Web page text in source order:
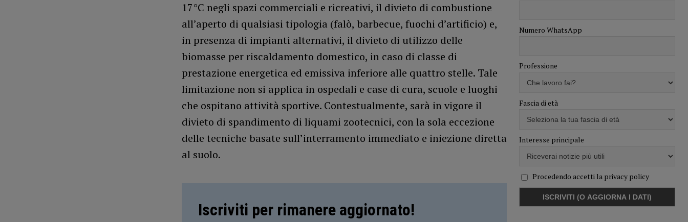
17°C negli spazi commerciali e ricreativi, il divieto di combustione
all’aperto di qualsiasi tipologia (falò, barbecue, fuochi d’artificio) e,
in presenza di impianti alternativi, il divieto di utilizzo delle
biomasse per riscaldamento domestico, in caso di classe di
prestazione energetica ed emissiva inferiore alle quattro stelle. Tale
limitazione non si applica in ospedali e case di cura, scuole e luoghi
che ospitano attività sportive. Contestualmente, sarà in vigore il
divieto di spandimento di liquami zootecnici, con la sola eccezione
delle tecniche basate sull’interramento immediato e iniezione diretta
al suolo.
Iscriviti per rimanere aggiornato!
Numero WhatsApp
Professione
Fascia di età
Interesse principale
Procedendo accetti la privacy policy